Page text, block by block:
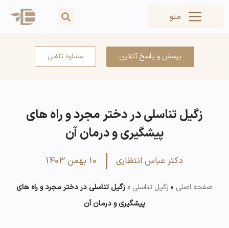
منو
پرسش و پاسخ آنلاین مشاوه تلفنی
زگیل تناسلی در دختر مجرد و راه های
پیشگیری و درمان آن
دکتر عباس انتظاری 10 بهمن 1403
صفحه اصلی » زگیل تناسلی »زگیل تناسلی در دختر مجرد و راه های
پیشگیری و درمان آن